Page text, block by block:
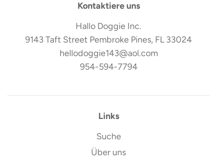
Kontaktiere uns
Hallo Doggie Inc.
9143 Taft Street Pembroke Pines, FL 33024
hellodoggie143@aol.com
954-594-7794
Links
Suche
Über uns